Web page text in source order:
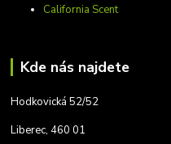
California Scent
Kde nás najdete
Hodkovická 52/52
Liberec, 460 01